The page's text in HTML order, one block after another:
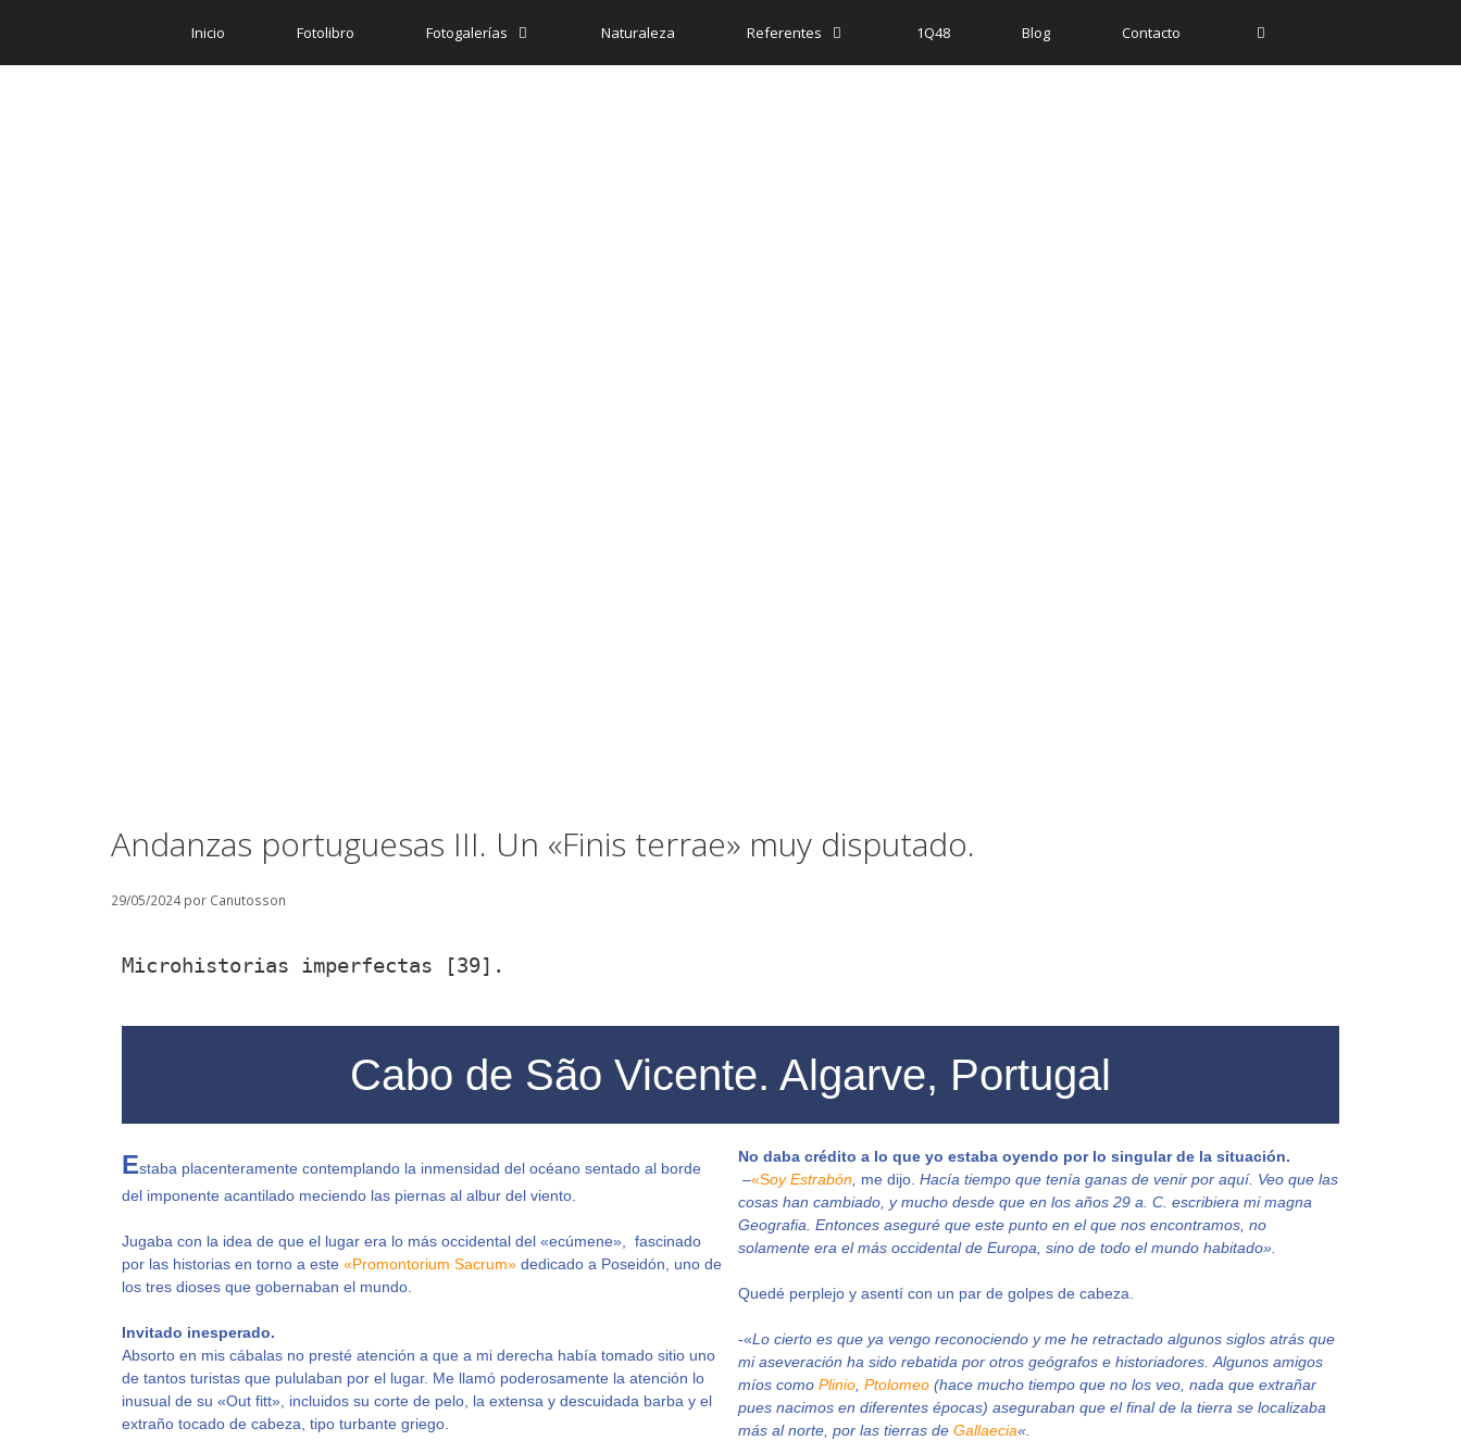
Inicio Fotolibro Fotogalerías Naturaleza Referentes 1Q48 Blog Contacto
Andanzas portuguesas III. Un «Finis terrae» muy disputado.
29/05/2024 por Canutosson
Microhistorias imperfectas [39].
Cabo de São Vicente. Algarve, Portugal
Estaba placenteramente contemplando la inmensidad del océano sentado al borde
del imponente acantilado meciendo las piernas al albur del viento.
Jugaba con la idea de que el lugar era lo más occidental del «ecúmene», fascinado
por las historias en torno a este «Promontorium Sacrum» dedicado a Poseidón, uno de
los tres dioses que gobernaban el mundo.
Invitado inesperado.
Absorto en mis cábalas no presté atención a que a mi derecha había tomado sitio uno
de tantos turistas que pululaban por el lugar. Me llamó poderosamente la atención lo
inusual de su «Out fitt», incluidos su corte de pelo, la extensa y descuidada barba y el
extraño tocado de cabeza, tipo turbante griego.
No daba crédito a lo que yo estaba oyendo por lo singular de la situación.
–«Soy Estrabón, me dijo. Hacía tiempo que tenía ganas de venir por aquí. Veo que las
cosas han cambiado, y mucho desde que en los años 29 a. C. escribiera mi magna
Geografia. Entonces aseguré que este punto en el que nos encontramos, no
solamente era el más occidental de Europa, sino de todo el mundo habitado».
Quedé perplejo y asentí con un par de golpes de cabeza.
-«Lo cierto es que ya vengo reconociendo y me he retractado algunos siglos atrás que
mi aseveración ha sido rebatida por otros geógrafos e historiadores. Algunos amigos
míos como Plinio, Ptolomeo (hace mucho tiempo que no los veo, nada que extrañar
pues nacimos en diferentes épocas) aseguraban que el final de la tierra se localizaba
más al norte, por las tierras de Gallaecia«.